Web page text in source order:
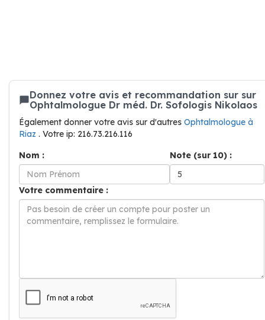
Donnez votre avis et recommandation sur sur
Ophtalmologue Dr méd. Dr. Sofologis Nikolaos
Également donner votre avis sur d'autres Ophtalmologue à
Riaz . Votre ip: 216.73.216.116
Nom :
Note (sur 10) :
Votre commentaire :